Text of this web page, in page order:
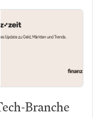
Branche